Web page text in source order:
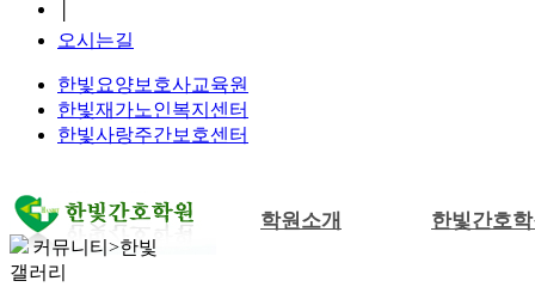
오시는길
한빛요양보호사교육원
한빛재가노인복지센터
한빛사랑주간보호센터
학원소개 한빛간호
커뮤니티>한빛
갤러리